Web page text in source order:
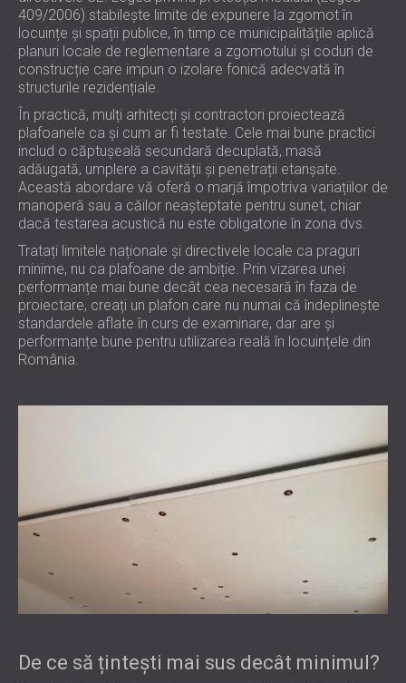
409/2006) stabilește limite de expunere la zgomot în
locuințe și spații publice, în timp ce municipalitățile aplică
planuri locale de reglementare a zgomotului și coduri de
construcție care impun o izolare fonică adecvată în
structurile rezidențiale.
În practică, mulți arhitecți și contractori proiectează
plafoanele ca și cum ar fi testate. Cele mai bune practici
includ o căptușeală secundară decuplată, masă
adăugată, umplere a cavității și penetrații etanșate.
Această abordare vă oferă o marjă împotriva variațiilor de
manoperă sau a căilor neașteptate pentru sunet, chiar
dacă testarea acustică nu este obligatorie în zona dvs.
Tratați limitele naționale și directivele locale ca praguri
minime, nu ca plafoane de ambiție. Prin vizarea unei
performanțe mai bune decât cea necesară în faza de
proiectare, creați un plafon care nu numai că îndeplinește
standardele aflate în curs de examinare, dar are și
performanțe bune pentru utilizarea reală în locuințele din
România.
De ce să țintești mai sus decât minimul?